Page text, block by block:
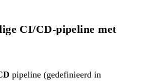
CI/CD-pipeline met
pipeline (gedefinieerd in